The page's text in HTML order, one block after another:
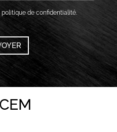
politique de confidentialité.